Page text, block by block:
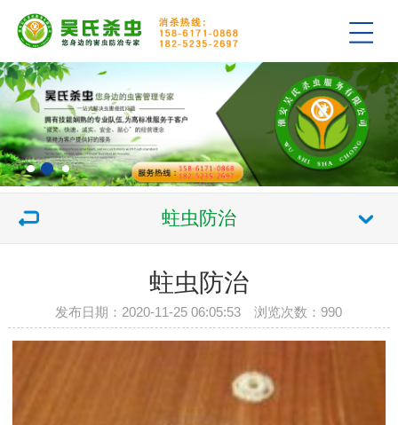
蛀虫防治
蛀虫防治
发布日期：2020-11-25 06:05:53 浏览次数： 990